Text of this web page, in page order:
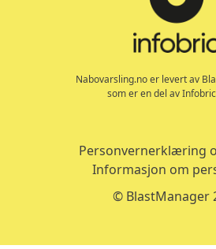
Nabovarsling.no er levert av
som er en del av
Personvernerklæring
Informasjon om
© BlastManager